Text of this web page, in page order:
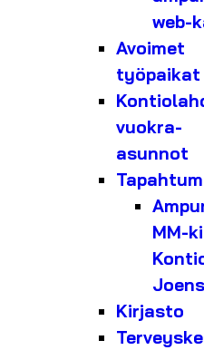
web-
Avoimet
työpaikat
vuokra-
asunnot
MM-
Kirjasto